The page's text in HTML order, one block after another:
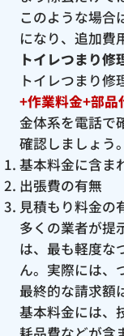
このような場合
になり、追加費
トイレつまり修
トイレつまり修
+作業料金+部品
金体系を電話で
確認しましょう。
基本料金に含ま
出張費の有無
見積もり料金の
多くの業者が提
は、最も軽度な
ん。実際には、
最終的な請求額
基本料金には、